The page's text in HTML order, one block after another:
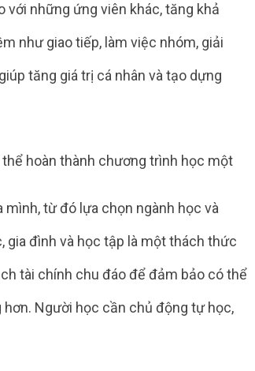
với những ứng viên khác, tăng khả
như giao tiếp, làm việc nhóm, giải
tăng giá trị cá nhân và tạo dựng
hoàn thành chương trình học một
từ đó lựa chọn ngành học và
gia đình và học tập là một thách thức
tài chính chu đáo để đảm bảo có thể
Người học cần chủ động tự học,